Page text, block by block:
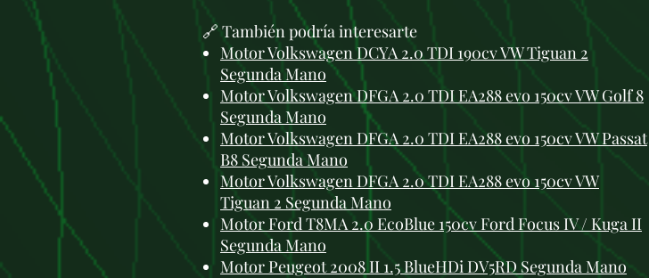
🔗 También podría interesarte
Motor Volkswagen DCYA 2.0 TDI 190cv VW Tiguan 2
Segunda Mano
Motor Volkswagen DFGA 2.0 TDI EA288 evo 150cv VW Golf 8
Segunda Mano
Motor Volkswagen DFGA 2.0 TDI EA288 evo 150cv VW Passat
B8 Segunda Mano
Motor Volkswagen DFGA 2.0 TDI EA288 evo 150cv VW
Tiguan 2 Segunda Mano
Motor Ford T8MA 2.0 EcoBlue 150cv Ford Focus IV / Kuga II
Segunda Mano
Motor Peugeot 2008 II 1.5 BlueHDi DV5RD Segunda Mano